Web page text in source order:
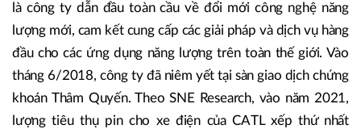
là công ty dẫn đầu toàn cầu về đổi mới công nghệ năng
lượng mới, cam kết cung cấp các giải pháp và dịch vụ hàng
đầu cho các ứng dụng năng lượng trên toàn thế giới. Vào
tháng 6/2018, công ty đã niêm yết tại sàn giao dịch chứng
khoán Thâm Quyến. Theo SNE Research, vào năm 2021,
lượng tiêu thụ pin cho xe điện của CATL xếp thứ nhất